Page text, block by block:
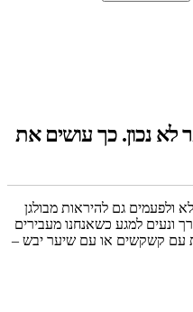
נכון. כך עושים את
ולפעמים גם להיראות מבולגן
ונעים למגע כשאנחנו מעבירים
עם קשקשים או עם שיער יבש –